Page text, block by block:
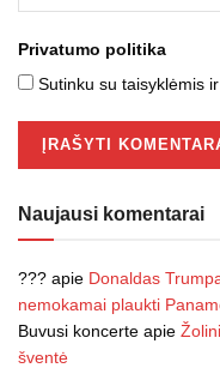
Privatumo politika
Sutinku su taisyklėmis
Naujausi komentarai
??? apie Donaldas
nemokamai plaukti
Buvusi koncerte apie
šventė